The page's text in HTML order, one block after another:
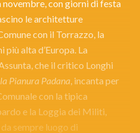
novembre, con giorni di festa
le architetture
con il Torrazzo, la
alta d’Europa. La
che il critico Longhi
Pianura Padana , incanta per
con la tipica
e la Loggia dei Militi,
sempre luogo di